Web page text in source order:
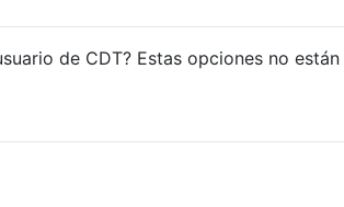
de CDT? Estas opciones no están